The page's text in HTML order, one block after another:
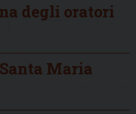
degli oratori
Maria